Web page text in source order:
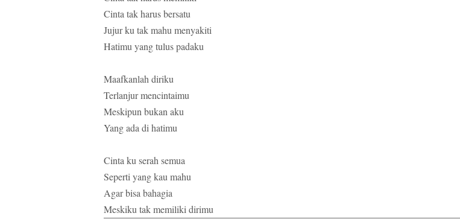
Cinta tak harus bersatu
Jujur ku tak mahu menyakiti
Hatimu yang tulus padaku
Maafkanlah diriku
Terlanjur mencintaimu
Meskipun bukan aku
Yang ada di hatimu
Cinta ku serah semua
Seperti yang kau mahu
Agar bisa bahagia
Meskiku tak memiliki dirimu